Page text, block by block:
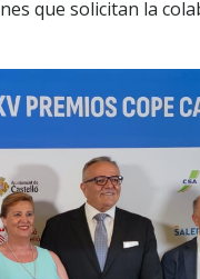
que solicitan la